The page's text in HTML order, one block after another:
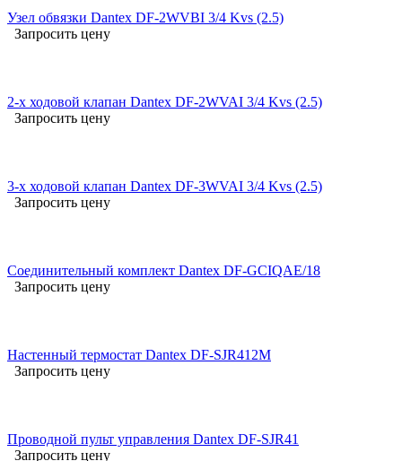
Узел обвязки Dantex DF-2WVBI 3/4 Kvs (2.5)
Запросить цену
2-х ходовой клапан Dantex DF-2WVAI 3/4 Kvs (2.5)
Запросить цену
3-х ходовой клапан Dantex DF-3WVAI 3/4 Kvs (2.5)
Запросить цену
Соединительный комплект Dantex DF-GCIQAE/18
Запросить цену
Настенный термостат Dantex DF-SJR412M
Запросить цену
Проводной пульт управления Dantex DF-SJR41
Запросить цену